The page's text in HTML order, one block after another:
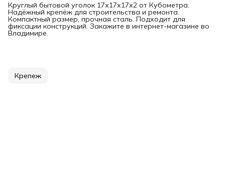
Круглый бытовой уголок 17х17х17х2 от Кубометра.
Надёжный крепёж для строительства и ремонта.
Компактный размер, прочная сталь. Подходит для
фиксации конструкций. Закажите в интернет-магазине во
Владимире.
Крепеж